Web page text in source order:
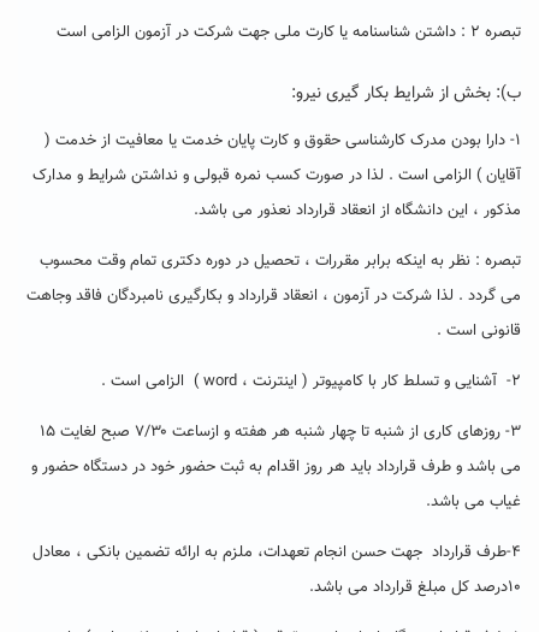
تبصره ۲ : داشتن شناسنامه یا کارت ملی جهت شرکت در آزمون الزامی است
ب): بخش از شرایط بکار گیری نیرو:
۱- دارا بودن مدرک کارشناسی حقوق و کارت پایان خدمت یا معافیت از خدمت (
آقایان ) الزامی است . لذا در صورت کسب نمره قبولی و نداشتن شرایط و مدارک
مذکور ، این دانشگاه از انعقاد قرارداد نعذور می باشد.
تبصره : نظر به اینکه برابر مقررات ، تحصیل در دوره دکتری تمام وقت محسوب
می گردد . لذا شرکت در آزمون ، انعقاد قرارداد و بکارگیری نامبردگان فاقد وجاهت
قانونی است .
۲- آشنایی و تسلط کار با کامپیوتر ( اینترنت ، word ) الزامی است .
۳- روزهای کاری از شنبه تا چهار شنبه هر هفته و ازساعت ۷/۳۰ صبح لغایت ۱۵
می باشد و طرف قرارداد باید هر روز اقدام به ثبت حضور خود در دستگاه حضور و
غیاب می باشد.
۴-طرف قرارداد جهت حسن انجام تعهدات، ملزم به ارائه تضمین بانکی ، معادل
۱۰درصد کل مبلغ قرارداد می باشد.